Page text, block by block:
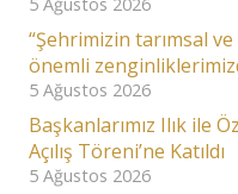
“Şehrimizin tarımsal
önemli
5 Ağustos 2026
Başkanlarımız Ilık ile
Açılış Töreni’ne Katıldı
5 Ağustos 2026